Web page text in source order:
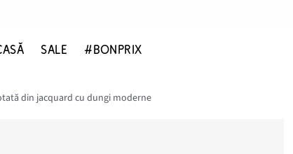
SALE #BONPRIX
din jacquard cu dungi moderne